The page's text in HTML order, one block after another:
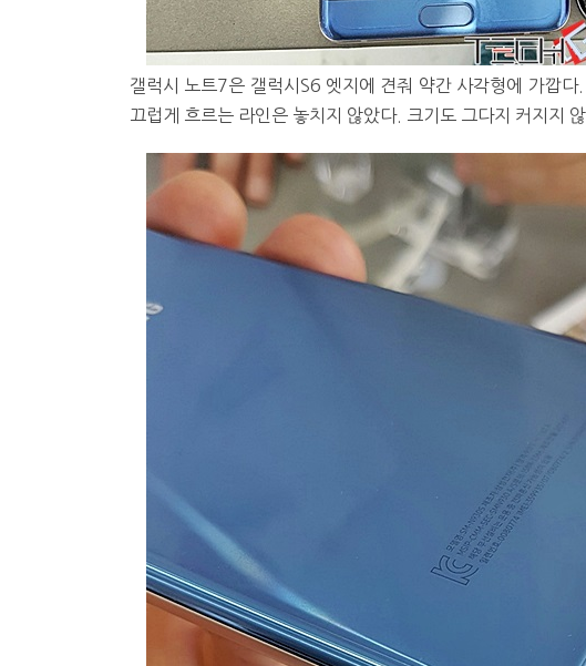
갤럭시 노트7은 갤럭시S6 엣지에 견줘 약간 사각형에 가깝
끄럽게 흐르는 라인은 놓치지 않았다. 크기도 그다지 커지지